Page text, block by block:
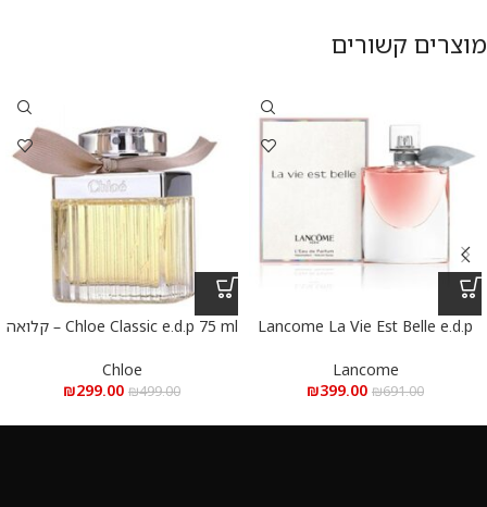
מוצרים קשורים
Lancome La Vie Est Belle e.d.p
100 מ”ל
Lancome
₪691.00
₪399.00
Chloe Classic e.d.p 75 ml – קלואה
Chloe
₪499.00
₪299.00